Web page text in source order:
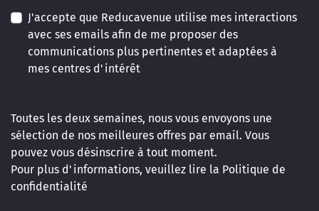
J'accepte que Reducavenue utilise mes interactions
avec ses emails afin de me proposer des
communications plus pertinentes et adaptées à
mes centres d'intérêt
Toutes les deux semaines, nous vous envoyons une
sélection de nos meilleures offres par email. Vous
pouvez vous désinscrire à tout moment.
Pour plus d'informations, veuillez lire la Politique de
confidentialité